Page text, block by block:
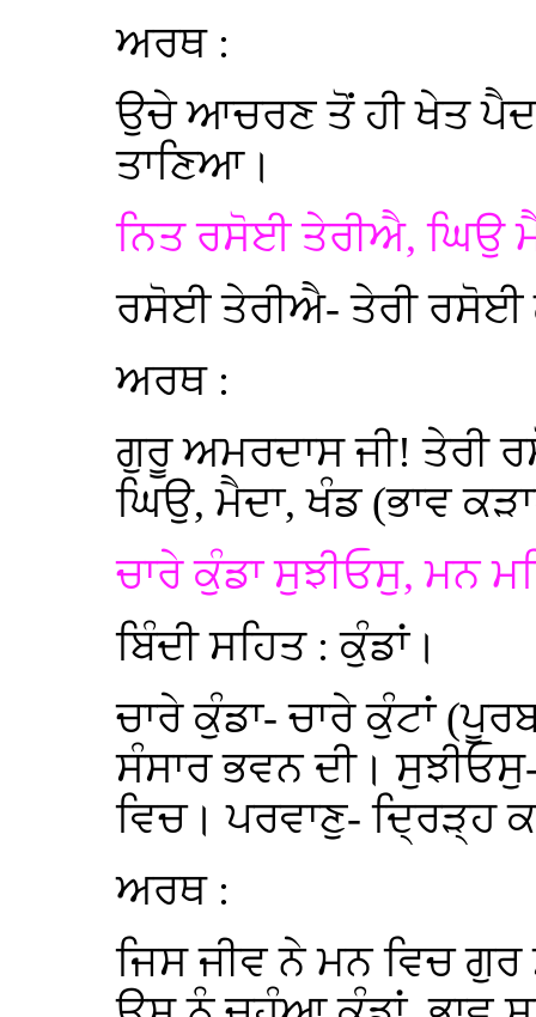
ਅਰਥ :
ਉਚੇ ਆਚਰਣ ਤੋਂ ਹੀ ਖੇਤ
ਤਾਣਿਆ।
ਨਿਤ ਰਸੋਈ ਤੇਰੀਐ, ਘਿਉ
ਰਸੋਈ ਤੇਰੀਐ- ਤੇਰੀ ਰਸੋਈ
ਅਰਥ :
ਗੁਰੂ ਅਮਰਦਾਸ ਜੀ! ਤੇਰੀ
ਘਿਉ, ਮੈਦਾ, ਖੰਡ (ਭਾਵ
ਚਾਰੇ ਕੁੰਡਾ ਸੁਝੀਓਸੁ, ਮਨ
ਬਿੰਦੀ ਸਹਿਤ : ਕੁੰਡਾਂ।
ਚਾਰੇ ਕੁੰਡਾ- ਚਾਰੇ ਕੁੰਟਾਂ
ਸੰਸਾਰ ਭਵਨ ਦੀ।
ਵਿਚ। ਪਰਵਾਣੁ- ਦ੍ਰਿੜ੍ਹ
ਅਰਥ :
ਜਿਸ ਜੀਵ ਨੇ ਮਨ ਵਿਚ